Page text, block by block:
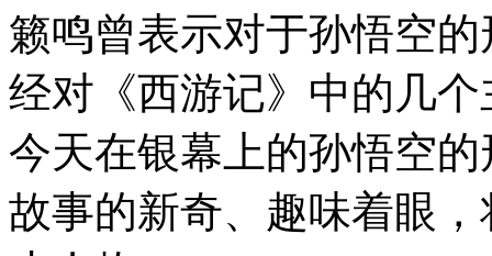
籁鸣曾表示对于孙悟空
经对《西游记》中的几
今天在银幕上的孙悟空
故事的新奇、趣味着眼